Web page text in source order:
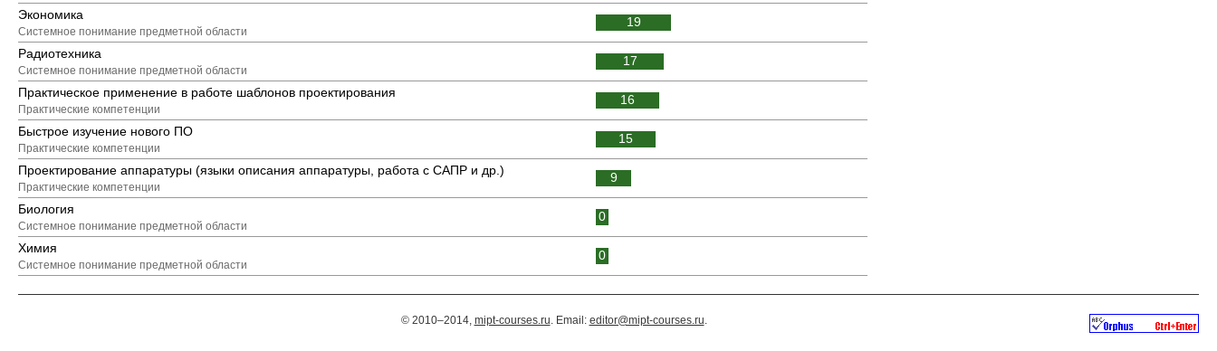
Экономика
Системное понимание предметной области
19
Радиотехника
Системное понимание предметной области
17
Практическое применение в работе шаблонов проектирования
Практические компетенции
16
Быстрое изучение нового ПО
Практические компетенции
15
Проектирование аппаратуры (языки описания аппаратуры, работа с САПР и др.)
Практические компетенции
9
Биология
Системное понимание предметной области
0
Химия
Системное понимание предметной области
0
© 2010–2014, mipt-courses.ru. Email: editor@mipt-courses.ru.